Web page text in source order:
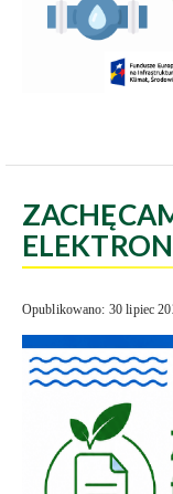
Opublikowano: 30 lipiec